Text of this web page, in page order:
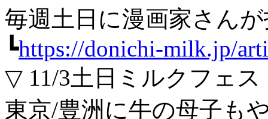
毎週土日に漫画家さん
┗https://donichi-milk.jp/
▽ 11/3土日ミルクフェス
東京/豊洲に牛の母子も